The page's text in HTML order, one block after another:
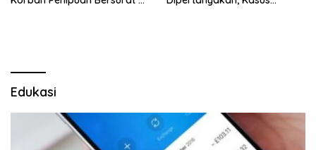
Edukasi